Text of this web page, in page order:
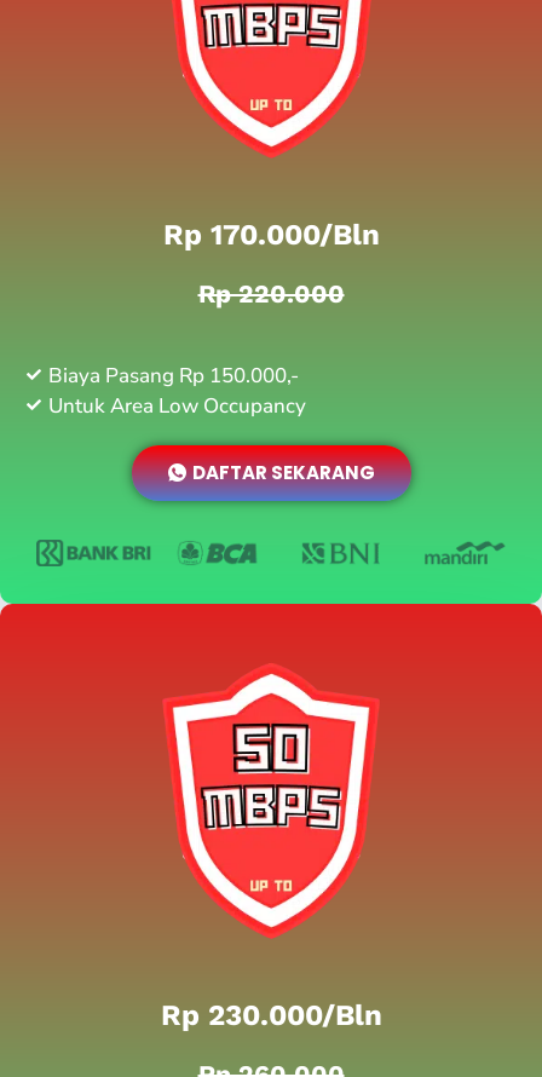
Rp 170.000/bln
Rp 220.000
Biaya Pasang Rp 150.000,-
Untuk Area Low Occupancy
DAFTAR SEKARANG
Rp 230.000/bln